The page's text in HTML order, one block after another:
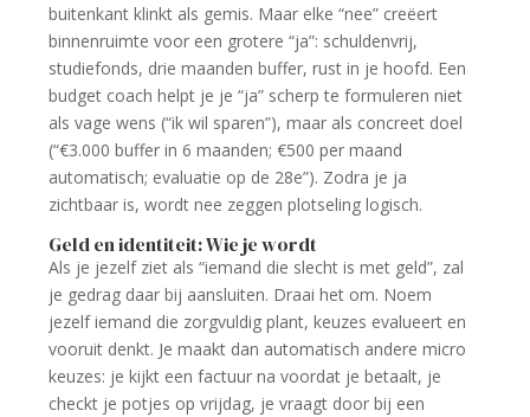
buitenkant klinkt als gemis. Maar elke “nee” creëert
binnenruimte voor een grotere “ja”: schuldenvrij,
studiefonds, drie maanden buffer, rust in je hoofd. Een
budget coach helpt je je “ja” scherp te formuleren niet
als vage wens (“ik wil sparen”), maar als concreet doel
(“€3.000 buffer in 6 maanden; €500 per maand
automatisch; evaluatie op de 28e”). Zodra je ja
zichtbaar is, wordt nee zeggen plotseling logisch.
Geld en identiteit: Wie je wordt
Als je jezelf ziet als “iemand die slecht is met geld”, zal
je gedrag daar bij aansluiten. Draai het om. Noem
jezelf iemand die zorgvuldig plant, keuzes evalueert en
vooruit denkt. Je maakt dan automatisch andere micro
keuzes: je kijkt een factuur na voordat je betaalt, je
checkt je potjes op vrijdag, je vraagt door bij een